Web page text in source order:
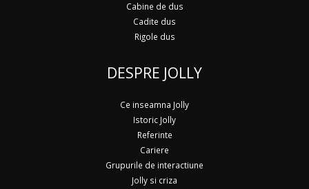
Cabine de dus
Cadite dus
Rigole dus
DESPRE JOLLY
Ce inseamna Jolly
Istoric Jolly
Referinte
Cariere
Grupurile de interactiune
Jolly si criza